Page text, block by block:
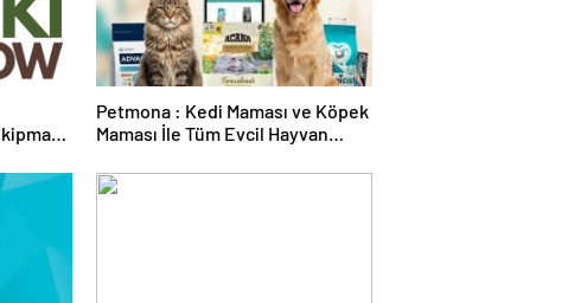
Petmona : Kedi Maması ve Köpek
Maması İle Tüm Evcil Hayvan